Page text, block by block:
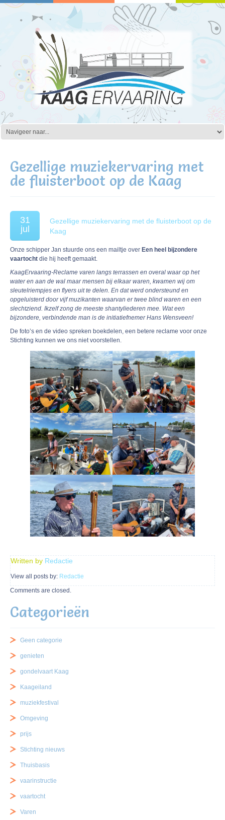
Gezellige muziekervaring met
de fluisterboot op de Kaag
31
jul
Gezellige muziekervaring met de fluisterboot op de
Kaag
Onze schipper Jan stuurde ons een mailtje over Een heel bijzondere
vaartocht die hij heeft gemaakt.
KaagErvaaring-Reclame varen langs terrassen en overal waar op het
water en aan de wal maar mensen bij elkaar waren, kwamen wij om
sleutelriempjes en flyers uit te delen. En dat werd ondersteund en
opgeluisterd door vijf muzikanten waarvan er twee blind waren en een
slechtziend. Ikzelf zong de meeste shantyliederen mee. Wat een
bijzondere, verbindende man is de initiatiefnemer Hans Wensveen!
De foto’s en de video spreken boekdelen, een betere reclame voor onze
Stichting kunnen we ons niet voorstellen.
Written by Redactie
View all posts by: Redactie
Comments are closed.
Categorieën
Geen categorie
genieten
gondelvaart Kaag
Kaageiland
muziekfestival
Omgeving
prijs
Stichting nieuws
Thuisbasis
vaarinstructie
vaartocht
Varen